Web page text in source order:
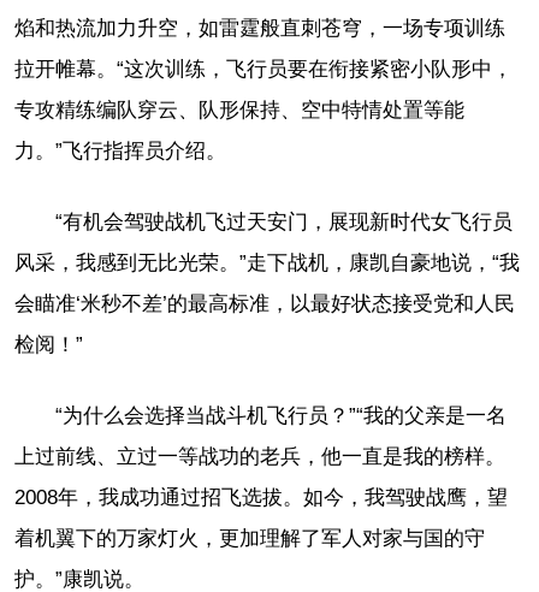
焰和热流加力升空，如雷霆般直刺苍穹，一场专项训练
拉开帷幕。“这次训练，飞行员要在衔接紧密小队形中，
专攻精练编队穿云、队形保持、空中特情处置等能
力。”飞行指挥员介绍。
“有机会驾驶战机飞过天安门，展现新时代女飞行员
风采，我感到无比光荣。”走下战机，康凯自豪地说，“我
会瞄准‘米秒不差’的最高标准，以最好状态接受党和人民
检阅！”
“为什么会选择当战斗机飞行员？”“我的父亲是一名
上过前线、立过一等战功的老兵，他一直是我的榜样。
2008年，我成功通过招飞选拔。如今，我驾驶战鹰，望
着机翼下的万家灯火，更加理解了军人对家与国的守
护。”康凯说。